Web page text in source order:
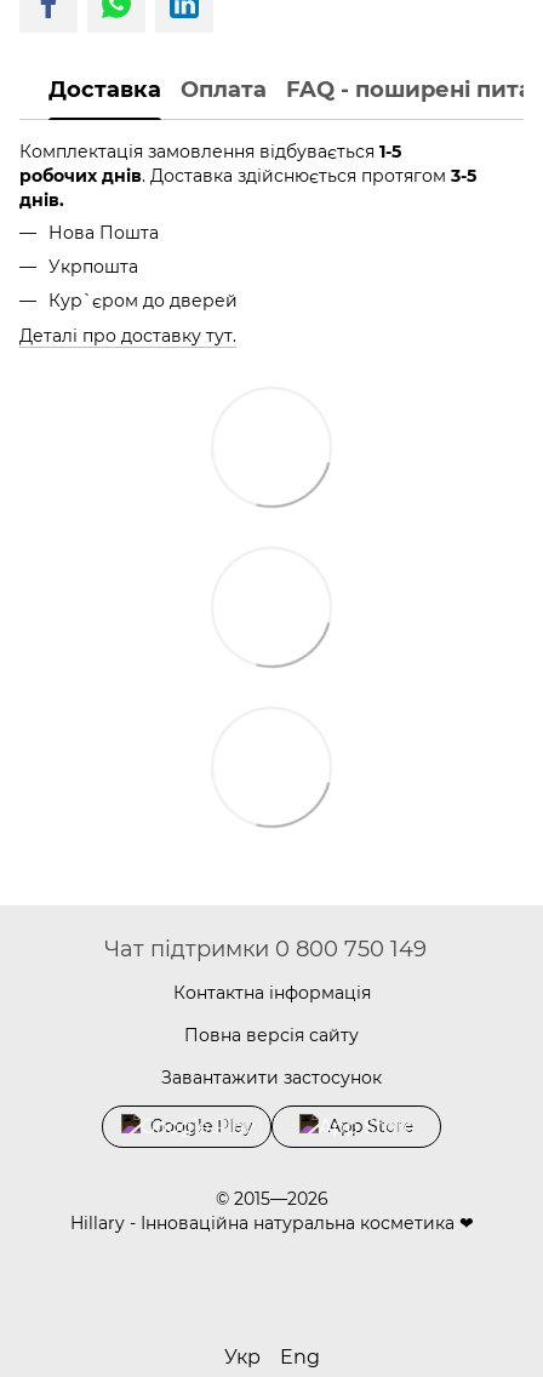
Доставка Оплата FAQ - поширені
Комплектація замовлення відбувається 1-5
робочих днів. Доставка здійснюється протягом 3-5
днів.
Нова Пошта
Укрпошта
Кур`єром до дверей
Деталі про доставку тут.
Чат підтримки 0 800 750 149
Контактна інформація
Повна версія сайту
Завантажити застосунок
Google Play App Store
© 2015—2026
Hillary - Інноваційна натуральна косметика ❤
Укр Eng